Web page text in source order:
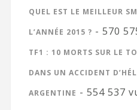
QUEL EST LE MEILLEUR
L’ANNÉE 2015 ? - 570
TF1 : 10 MORTS SUR LE
DANS UN ACCIDENT
ARGENTINE - 554 537